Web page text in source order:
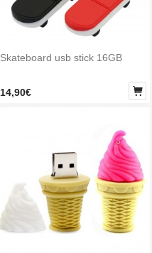
Skateboard usb stick 16GB
14,90€ 